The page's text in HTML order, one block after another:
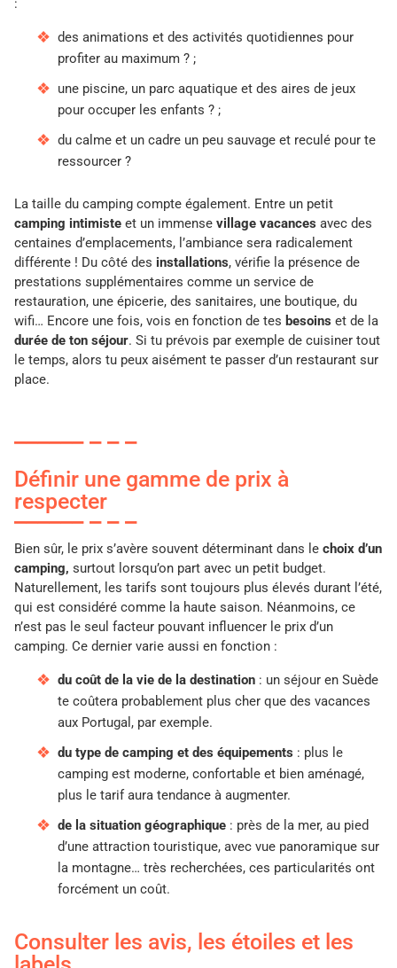
:
des animations et des activités quotidiennes pour
profiter au maximum ? ;
une piscine, un parc aquatique et des aires de jeux
pour occuper les enfants ? ;
du calme et un cadre un peu sauvage et reculé pour te
ressourcer ?
La taille du camping compte également. Entre un petit
camping intimiste et un immense village vacances avec des
centaines d’emplacements, l’ambiance sera radicalement
différente ! Du côté des installations, vérifie la présence de
prestations supplémentaires comme un service de
restauration, une épicerie, des sanitaires, une boutique, du
wifi… Encore une fois, vois en fonction de tes besoins et de la
durée de ton séjour. Si tu prévois par exemple de cuisiner tout
le temps, alors tu peux aisément te passer d’un restaurant sur
place.
Définir une gamme de prix à
respecter
Bien sûr, le prix s’avère souvent déterminant dans le choix d’un
camping, surtout lorsqu’on part avec un petit budget.
Naturellement, les tarifs sont toujours plus élevés durant l’été,
qui est considéré comme la haute saison. Néanmoins, ce
n’est pas le seul facteur pouvant influencer le prix d’un
camping. Ce dernier varie aussi en fonction :
du coût de la vie de la destination : un séjour en Suède
te coûtera probablement plus cher que des vacances
aux Portugal, par exemple.
du type de camping et des équipements : plus le
camping est moderne, confortable et bien aménagé,
plus le tarif aura tendance à augmenter.
de la situation géographique : près de la mer, au pied
d’une attraction touristique, avec vue panoramique sur
la montagne… très recherchées, ces particularités ont
forcément un coût.
Consulter les avis, les étoiles et les